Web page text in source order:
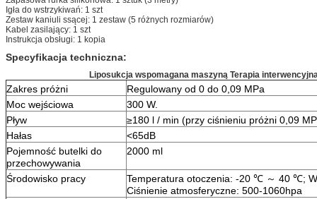
Igła do wstrzykiwań: 1 szt
Zestaw kaniuli ssącej: 1 zestaw (5 różnych rozmiarów)
Kabel zasilający: 1 szt
Instrukcja obsługi: 1 kopia
Specyfikacja techniczna:
Liposukcja wspomagana maszyną Terapia
Zakres próżni
Regulowany od 0 do 0,09 MPa
Moc wejściowa
300 W.
Pływ
≥180 l / min (przy ciśnieniu próżni 0,09
Hałas
<65dB
Pojemność butelki do
przechowywania
2000 ml
Środowisko pracy
Temperatura otoczenia: -20 ℃ ～ 40 ℃;
Ciśnienie atmosferyczne: 500-1060hpa